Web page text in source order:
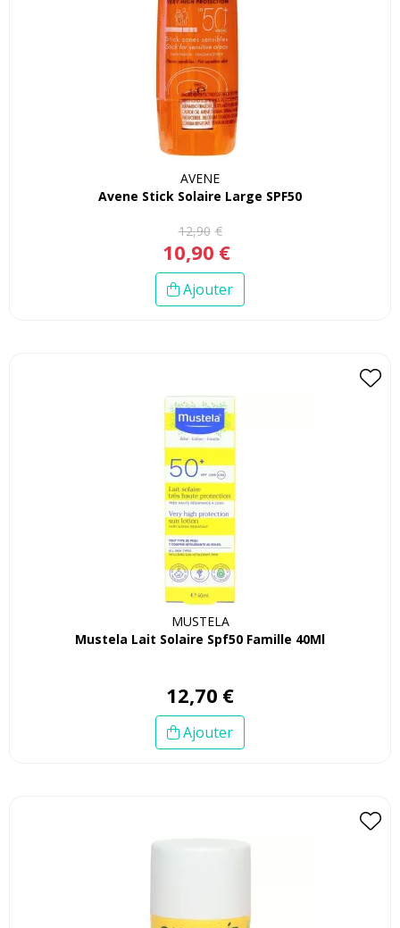
AVENE
Avene Stick Solaire Large SPF50
12,90 €
10,90 €
Ajouter
MUSTELA
Mustela Lait Solaire Spf50 Famille 40Ml
12,70 €
Ajouter